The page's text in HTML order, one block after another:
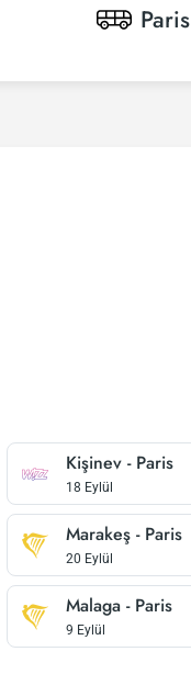
Paris
Kişinev - Paris
18 Eylül
Marakeş - Paris
20 Eylül
Malaga - Paris
9 Eylül